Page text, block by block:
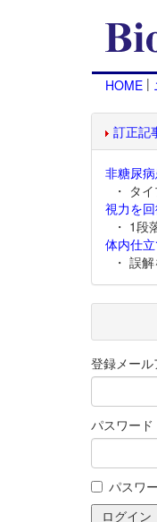
HOME |
訂正記
非糖尿
・ タ
視力を
・ 1
体内仕
・ 誤
登録メール
パスワード
パスワ